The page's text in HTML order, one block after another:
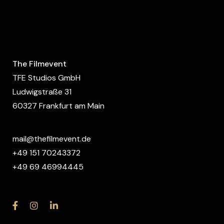
The Filmevent
TFE Studios GmbH
Ludwigstraße 31
60327 Frankfurt am Main
mail@thefilmevent.de
+49 151 70243372
+49 69 46994445